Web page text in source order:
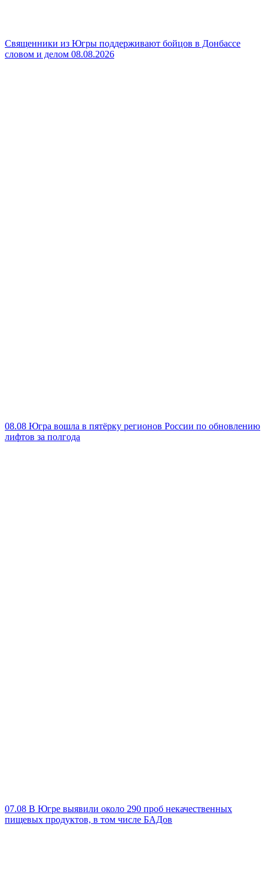
Священники из Югры поддерживают бойцов в Донбассе
словом и делом 08.08.2026
08.08 Югра вошла в пятёрку регионов России по обновлению
лифтов за полгода
07.08 В Югре выявили около 290 проб некачественных
пищевых продуктов, в том числе БАДов